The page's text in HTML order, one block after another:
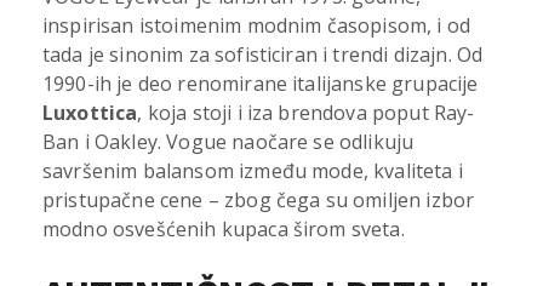
inspirisan istoimenim modnim časopisom, i od
tada je sinonim za sofisticiran i trendi dizajn. Od
1990-ih je deo renomirane italijanske grupacije
Luxottica, koja stoji i iza brendova poput Ray-
Ban i Oakley. Vogue naočare se odlikuju
savršenim balansom između mode, kvaliteta i
pristupačne cene – zbog čega su omiljen izbor
modno osvešćenih kupaca širom sveta.